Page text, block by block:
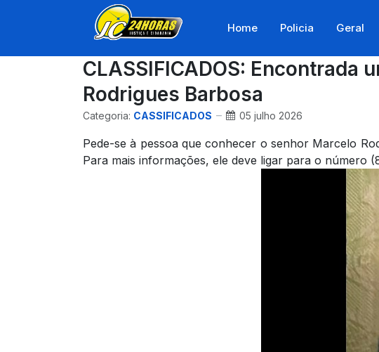
Home Policia Geral
CLASSIFICADOS:
Rodrigues Barbosa
Categoria: CASSIFICADOS 05 julho 2026
Pede-se à pessoa que conhecer o senhor Marcelo
Para mais informações, ele deve ligar para o número